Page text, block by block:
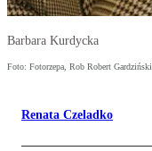
Barbara Kurdycka
Foto: Fotorzepa, Rob Robert Gardziński
Renata Czeladko